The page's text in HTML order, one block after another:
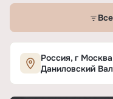
Характеристики
Россия, г
Даниловский